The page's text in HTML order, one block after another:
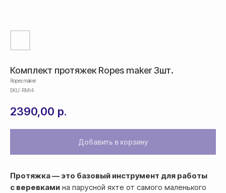
Комплект протяжек Ropes maker 3шт.
Ropes maker
SKU: RMI4
2390,00 р.
Добавить в корзину
Протяжка — это базовый инструмент для работы
с веревками на парусной яхте от самого маленького